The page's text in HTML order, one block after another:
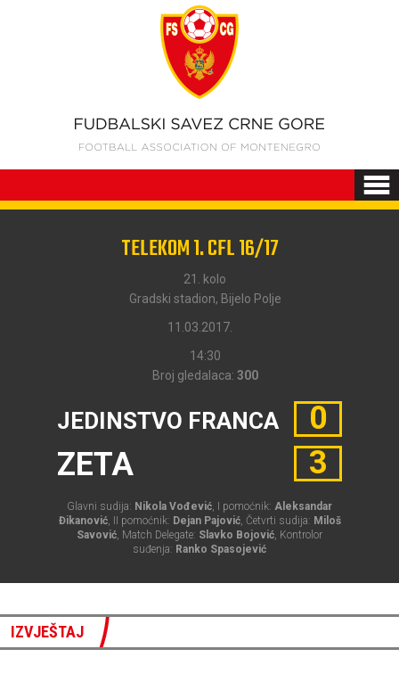
TELEKOM 1. CFL 16/17
21. kolo
Gradski stadion, Bijelo Polje
11.03.2017.
14:30
Broj gledalaca: 300
JEDINSTVO FRANCA
ZETA
0
3
Glavni sudija: Nikola Vođević, I pomoćnik: Aleksandar
Đikanović, II pomoćnik: Dejan Pajović, Četvrti sudija: Miloš
Savović, Match Delegate: Slavko Bojović, Kontrolor
suđenja: Ranko Spasojević
IZVJEŠTAJ